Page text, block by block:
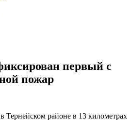
первый с
пожар
Тернейском районе в 13 километрах